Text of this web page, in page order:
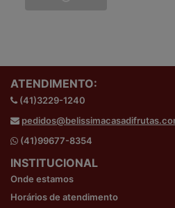
ATENDIMENTO:
(41)3229-1240
(41)99677-8354
INSTITUCIONAL
Onde estamos
Horários de atendimento